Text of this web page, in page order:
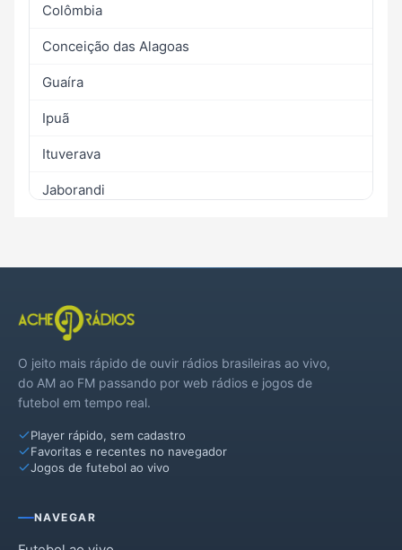
Colômbia
Conceição das Alagoas
Guaíra
Ipuã
Ituverava
Jaborandi
Sales Oliveira
São Joaquim da Barra
O jeito mais rápido de ouvir rádios brasileiras ao vivo,
do AM ao FM passando por web rádios e jogos de
futebol em tempo real.
Player rápido, sem cadastro
Favoritas e recentes no navegador
Jogos de futebol ao vivo
NAVEGAR